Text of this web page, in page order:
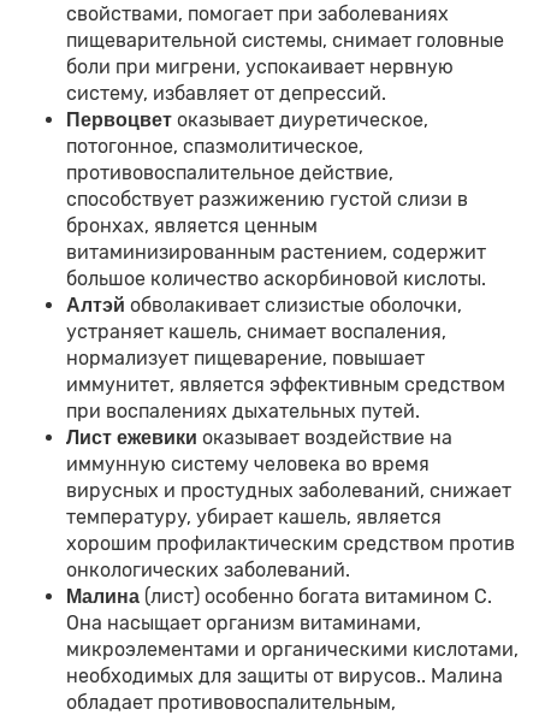
свойствами, помогает при заболеваниях
пищеварительной системы, снимает головные
боли при мигрени, успокаивает нервную
систему, избавляет от депрессий.
Первоцвет оказывает диуретическое,
потогонное, спазмолитическое,
противовоспалительное действие,
способствует разжижению густой слизи в
бронхах, является ценным
витаминизированным растением, содержит
большое количество аскорбиновой кислоты.
Алтэй обволакивает слизистые оболочки,
устраняет кашель, снимает воспаления,
нормализует пищеварение, повышает
иммунитет, является эффективным средством
при воспалениях дыхательных путей.
Лист ежевики оказывает воздействие на
иммунную систему человека во время
вирусных и простудных заболеваний, снижает
температуру, убирает кашель, является
хорошим профилактическим средством против
онкологических заболеваний.
Малина (лист) особенно богата витамином С.
Она насыщает организм витаминами,
микроэлементами и органическими кислотами,
необходимых для защиты от вирусов.. Малина
обладает противовоспалительным,